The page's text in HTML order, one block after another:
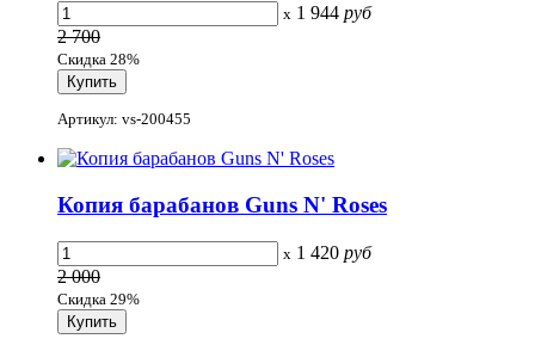
x 1 944 руб
2 700
Скидка 28%
Артикул: vs-200455
Копия барабанов Guns N' Roses
x 1 420 руб
2 000
Скидка 29%